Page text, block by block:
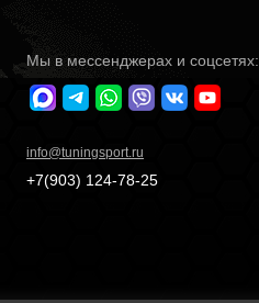
Мы в мессенджерах и соцсетях:
info@tuningsport.ru
+7(903) 124-78-25